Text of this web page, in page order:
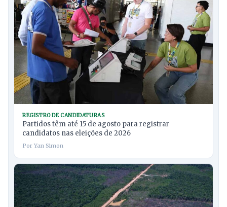
REGISTRO DE CANDIDATURAS
Partidos têm até 15 de agosto para registrar
candidatos nas eleições de 2026
Por Yan Simon